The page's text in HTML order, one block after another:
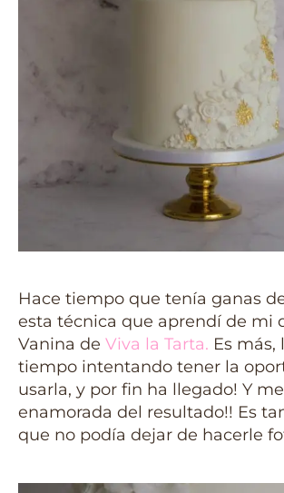
Hace tiempo que tenía ganas
esta técnica que aprendí de mi
Vanina de Viva la Tarta. Es más,
tiempo intentando tener la
usarla, y por fin ha llegado! Y
enamorada del resultado!! Es
que no podía dejar de hacerle